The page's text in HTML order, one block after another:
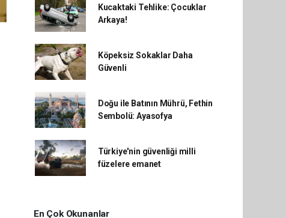
Kucaktaki Tehlike: Çocuklar
Arkaya!
Köpeksiz Sokaklar Daha
Güvenli
Doğu ile Batının Mührü, Fethin
Sembolü: Ayasofya
Türkiye'nin güvenliği milli
füzelere emanet
En Çok Okunanlar